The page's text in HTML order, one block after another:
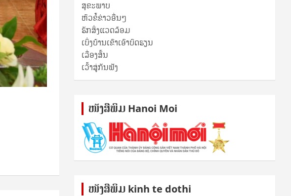
ສຸ​ຂະ​ພາບ
ຫົວຂໍ້ຂ່າວອື່ນໆ
ຮັກສິ່ງແວດລ້ອມ
ເບິ່ງບ້ານເຂົາເອົາບົດຮຽນ
ເລື່ອງສັ້ນ
ເວົ້າສູ່ກັນຟັງ
ໜັງ​ສື​ພິມ Hanoi Moi
ໜັງ​ສື​ພິມ kinh te dothi